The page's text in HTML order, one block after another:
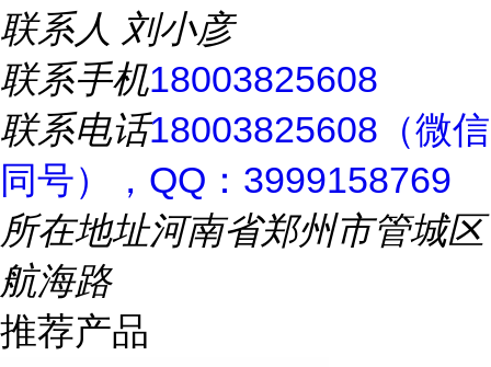
联系人 刘小彦
联系手机18003825608
联系电话18003825608（微信
同号），QQ：3999158769
所在地址河南省郑州市管城区
航海路
推荐产品